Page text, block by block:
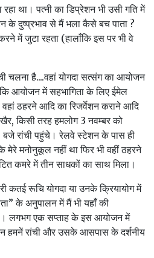
था। पत्नी का डिप्रेशन भी उसी गति में
के दुष्प्रभाव से मैं भला कैसे बच पाता ?
में जुटा रहता (हालाँकि इस पर भी वे
चलना है....वहां योगदा सत्संग का आयोजन
आयोजन में सहभागिता के लिए ईमेल
ठहरने आदि का रिजर्वेशन कराने आदि
किसी तरह हमलोग 3 नवम्बर को
रांची पहुंचे। रेलवे स्टेशन के पास ही
मेरे मनोनुकूल नहीं था फिर भी वहीं ठहरने
कमरे में तीन साधकों का साथ मिला।
कतई रूचि योगदा या उनके क्रियायोग में
के अनुपालन में मैं भी यहाँ की
लगभग एक सप्ताह के इस आयोजन में
हमनें रांची और उसके आसपास के दर्शनीय